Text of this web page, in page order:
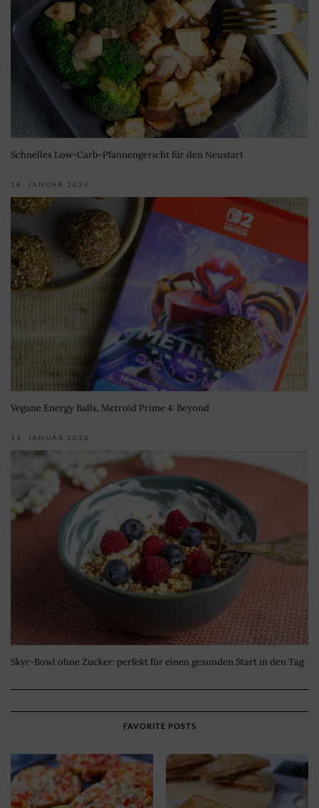
Schnelles Low-Carb-Pfannengericht für den Neustart
18. JANUAR 2026
Vegane Energy Balls, Metroid Prime 4: Beyond
11. JANUAR 2026
Skyr-Bowl ohne Zucker: perfekt für einen gesunden Start in den Tag
FAVORITE POSTS